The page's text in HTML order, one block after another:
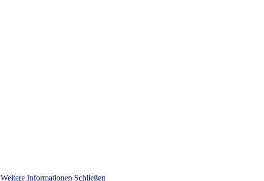
Weitere Informationen Schließen